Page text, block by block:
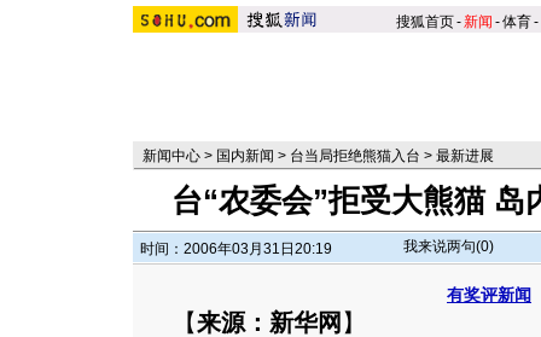
搜狐首页-新闻 -体育-
新闻中心 > 国内新闻 > 台当局拒绝熊猫入台 > 最新进展
台“农委会”拒受大熊猫 岛
时间：2006年03月31日20:19 我来说两句(0)
有奖评新闻
【来源：新华网 】